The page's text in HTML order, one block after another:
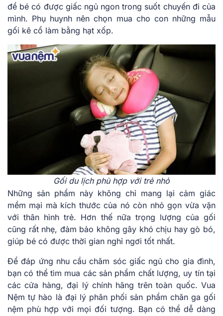
để bé có được giấc ngủ ngon trong suốt chuyến đi của
mình. Phụ huynh nên chọn mua cho con những mẫu
gối kê cổ làm bằng hạt xốp.
Gối du lịch phù hợp với trẻ nhỏ
Những sản phẩm này không chỉ mang lại cảm giác
mềm mại mà kích thước của nó còn nhỏ gọn vừa vặn
với thân hình trẻ. Hơn thế nữa trọng lượng của gối
cũng rất nhẹ, đảm bảo không gây khó chịu hay gò bó,
giúp bé có được thời gian nghỉ ngơi tốt nhất.
Để đáp ứng nhu cầu chăm sóc giấc ngủ cho gia đình,
bạn có thể tìm mua các sản phẩm chất lượng, uy tín tại
các cửa hàng, đại lý chính hãng trên toàn quốc. Vua
Nệm tự hào là đại lý phân phối sản phẩm chăn ga gối
nệm phù hợp với mọi đối tượng. Bạn có thể dễ dàng